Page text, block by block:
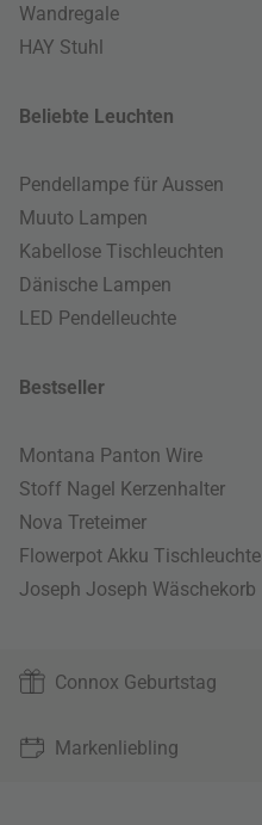
Wandregale
HAY Stuhl
Beliebte Leuchten
Pendellampe für Aussen
Muuto Lampen
Kabellose Tischleuchten
Dänische Lampen
LED Pendelleuchte
Bestseller
Montana Panton Wire
Stoff Nagel Kerzenhalter
Nova Treteimer
Flowerpot Akku Tischleuchte
Joseph Joseph Wäschekorb
Connox Geburtstag
Markenliebling